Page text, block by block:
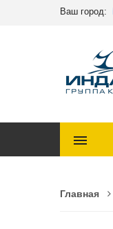
Ваш город:
Главная